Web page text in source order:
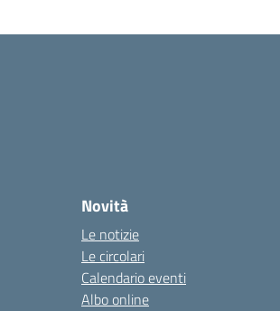
Novità
Le notizie
Le circolari
Calendario eventi
Albo online